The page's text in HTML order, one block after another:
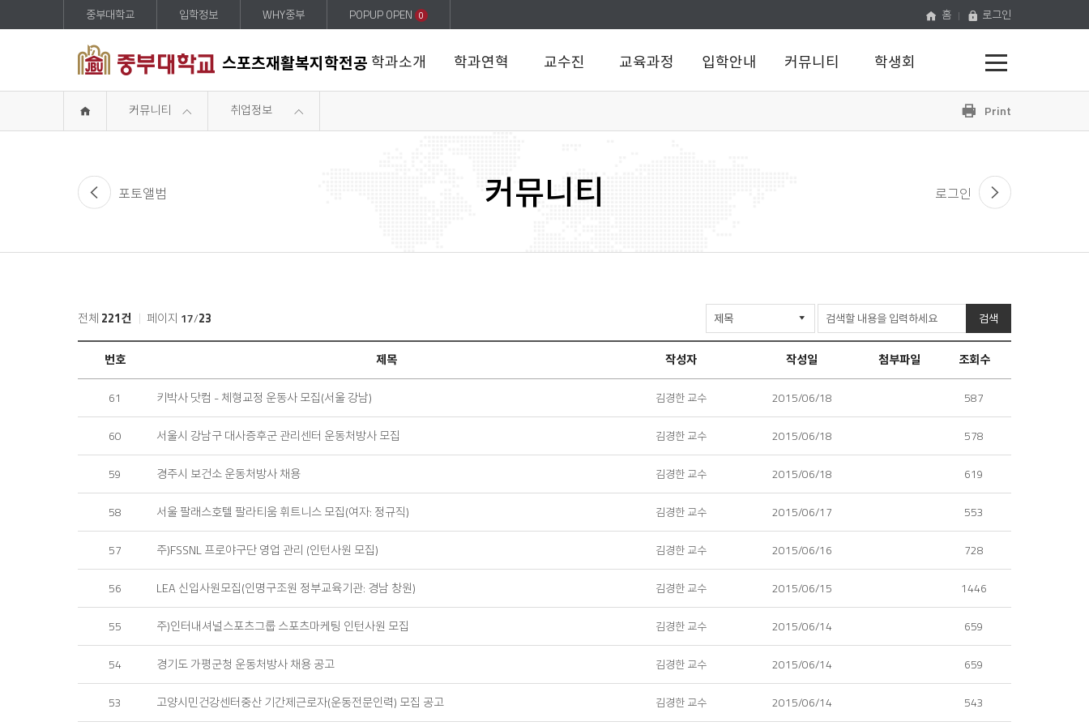
스포츠재활복지학전공
중부대학교 입학정보 WHY중부 POPUP OPEN 0 홈 로그인
학과소개 학과연혁 교수진 교육과정 입학안내 커뮤니티 학생회
커뮤니티
포토앨범 로그인
커뮤니티 취업정보
유
프
트
정
검
색
검색
전체 221건 페이지 17/23
정
목
번호 제목 작성자 작성일 첨부파일 조회수
61 키박사 닷컴 - 체형교정 운동사 모집(서울 강남) 김경한 교수 2015/06/18 587
60 서울시 강남구 대사증후군 관리센터 운동처방사 모집 김경한 교수 2015/06/18 578
59 경주시 보건소 운동처방사 채용 김경한 교수 2015/06/18 619
58 서울 팔래스호텔 팔라티움 휘트니스 모집(여자: 정규직) 김경한 교수 2015/06/17 553
57 주)FSSNL 프로야구단 영업 관리 (인턴사원 모집) 김경한 교수 2015/06/16 728
56 LEA 신입사원모집(인명구조원 정부교육기관: 경남 창원) 김경한 교수 2015/06/15 1446
55 주)인터내셔널스포츠그룹 스포츠마케팅 인턴사원 모집 김경한 교수 2015/06/14 659
54 경기도 가평군청 운동처방사 채용 공고 김경한 교수 2015/06/14 659
53 고양시민건강센터중산 기간제근로자(운동전문인력) 모집 공고 김경한 교수 2015/06/14 543